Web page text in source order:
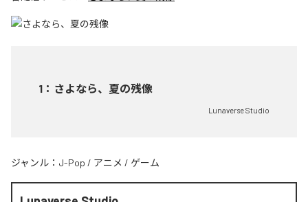
1 ： さよなら、夏の残像
Lunaverse Studio
ジャンル： J-Pop / アニメ / ゲーム